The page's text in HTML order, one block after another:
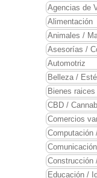
Agencias de
Alimentación
Animales /
Asesorías /
Automotriz
Belleza /
Bienes raices
CBD /
Comercios
Computación
Construcción
Educación /